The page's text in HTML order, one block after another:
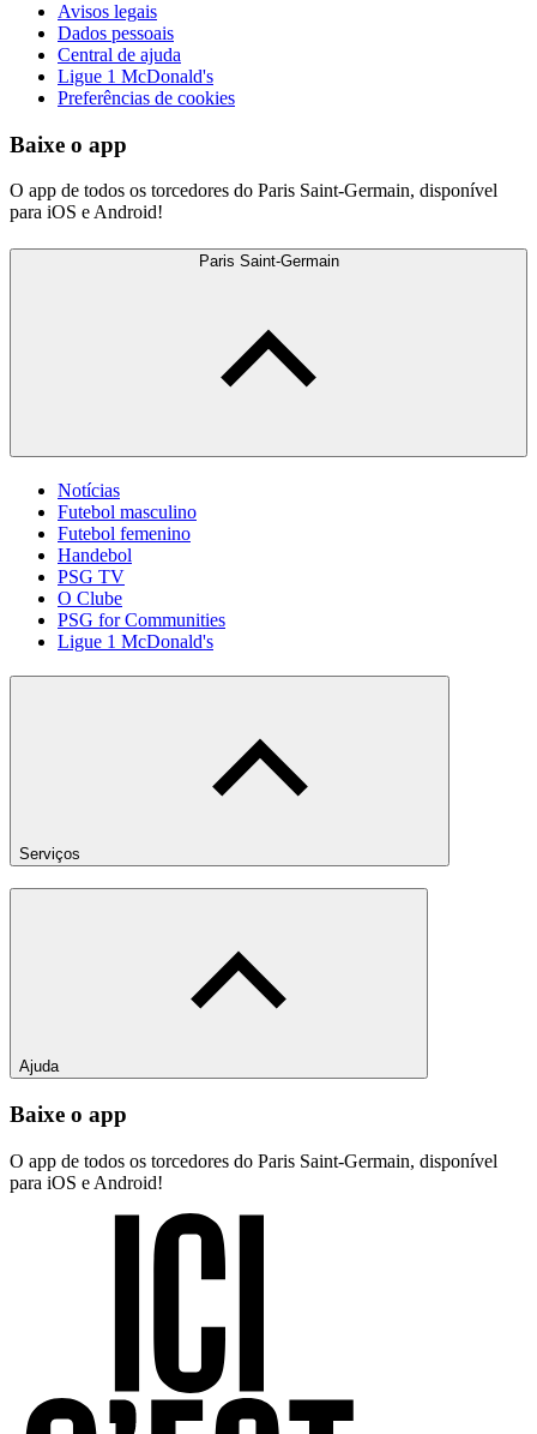
Avisos legais
Dados pessoais
Central de ajuda
Ligue 1 McDonald's
Preferências de cookies
Baixe o app
O app de todos os torcedores do Paris Saint-Germain, disponível
para iOS e Android!
Paris Saint-Germain
Notícias
Futebol masculino
Futebol femenino
Handebol
PSG TV
O Clube
PSG for Communities
Ligue 1 McDonald's
Serviços
Ajuda
Baixe o app
O app de todos os torcedores do Paris Saint-Germain, disponível
para iOS e Android!